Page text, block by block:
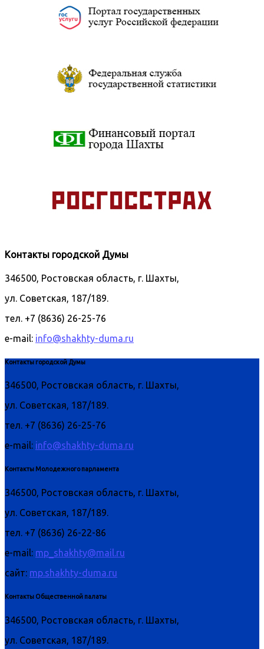
Контакты городской Думы
346500, Ростовская область, г. Шахты,
ул. Советская, 187/189.
тел. +7 (8636) 26-25-76
e-mail: info@shakhty-duma.ru
Контакты городской Думы
346500, Ростовская область, г. Шахты,
ул. Советская, 187/189.
тел. +7 (8636) 26-25-76
e-mail: info@shakhty-duma.ru
Контакты Молодежного парламента
346500, Ростовская область, г. Шахты,
ул. Советская, 187/189.
тел. +7 (8636) 26-22-86
e-mail: mp_shakhty@mail.ru
сайт: mp.shakhty-duma.ru
Контакты Общественной палаты
346500, Ростовская область, г. Шахты,
ул. Советская, 187/189.